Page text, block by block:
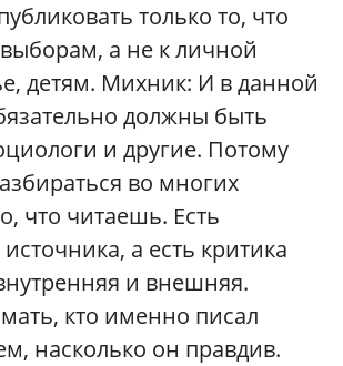
только то, что
а не к личной
детям. Михник: И в данной
должны быть
и другие. Потому
во многих
что читаешь. Есть
а есть критика
и внешняя.
кто именно писал
насколько он правдив.